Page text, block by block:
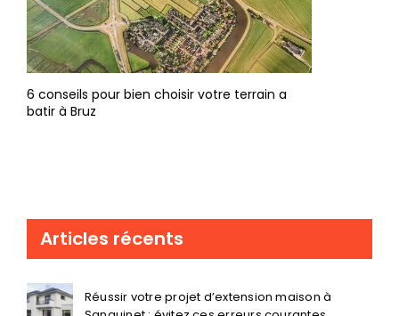
6 conseils pour bien choisir votre terrain a
batir à Bruz
Articles récents
Réussir votre projet d’extension maison à